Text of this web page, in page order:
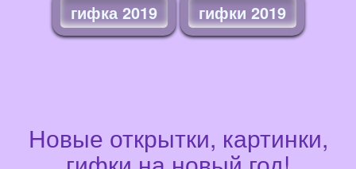
гифка 2019 гифки 2019
Новые открытки, картинки,